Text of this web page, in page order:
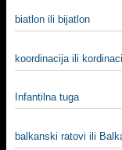
biatlon ili bijatlon
koordinacija ili
Infantilna tuga
balkanski ratovi ili